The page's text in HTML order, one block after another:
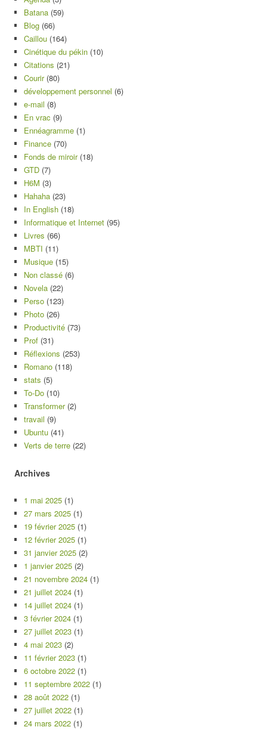
Batana (59)
Blog (66)
Caillou (164)
Cinétique du pékin (10)
Citations (21)
Courir(80)
développement personnel (6)
e-mail (8)
En vrac (9)
Ennéagramme (1)
Finance (70)
Fonds de miroir(18)
GTD (7)
H6M (3)
Hahaha (23)
In English (18)
Informatique et Internet (95)
Livres (66)
MBTI (11)
Musique (15)
Non classé (6)
Novela (22)
Perso (123)
Photo (26)
Productivité (73)
Prof (31)
Réflexions (253)
Romano (118)
stats (5)
To-Do (10)
Transformer(2)
travail (9)
Ubuntu (41)
Verts de terre (22)
Archives
1 mai 2025 (1)
27 mars 2025 (1)
19 février 2025 (1)
12 février 2025 (1)
31 janvier 2025 (2)
1 janvier 2025 (2)
21 novembre 2024 (1)
21 juillet 2024 (1)
14 juillet 2024 (1)
3 février 2024 (1)
27 juillet 2023 (1)
4 mai 2023 (2)
11 février 2023 (1)
6 octobre 2022 (1)
11 septembre 2022 (1)
28 août 2022 (1)
27 juillet 2022 (1)
24 mars 2022 (1)